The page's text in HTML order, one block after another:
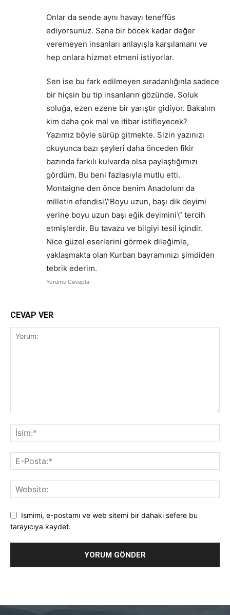
Onlar da sende aynı havayı teneffüs
ediyorsunuz. Sana bir böcek kadar değer
veremeyen insanları anlayışla karşılamanı ve
hep onlara hizmet etmeni istiyorlar.
Sen ise bu fark edilmeyen sıradanlığınla sadece
bir hiçsin bu tip insanların gözünde. Soluk
soluğa, ezen ezene bir yarıştır gidiyor. Bakalım
kim daha çok mal ve itibar istifleyecek?
Yazımız böyle sürüp gitmekte. Sizin yazınızı
okuyunca bazı şeyleri daha önceden fikir
bazında farkılı kulvarda olsa paylaştığımızı
gördüm. Bu beni fazlasıyla mutlu etti.
Montaigne den önce benim Anadolum da
milletin efendisi\”Boyu uzun, başı dik deyimi
yerine boyu uzun başı eğik deyimini\” tercih
etmişlerdir. Bu tavazu ve bilgiyi tesil içindir.
Nice güzel eserlerini görmek dileğimle,
yaklaşmakta olan Kurban bayramınızı şimdiden
tebrik ederim.
Yorumu Cevapla
CEVAP VER
Ismimi, e-postamı ve web sitemi bir dahaki sefere bu
tarayıcıya kaydet.